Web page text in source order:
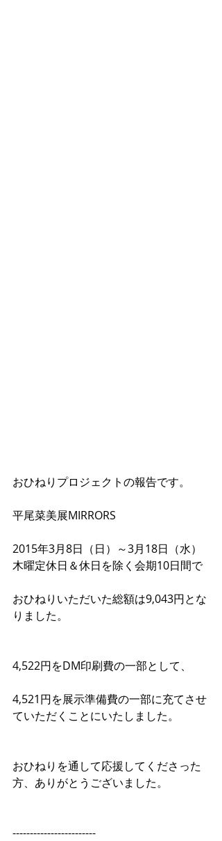
おひねりプロジェクトの報告です。
平尾菜美展MIRRORS
2015年3月8日（日）～3月18日（水）
木曜定休日＆休日を除く会期10日間で
おひねりいただいた総額は9,043円とな
りました。
4,522円をDM印刷費の一部として、
4,521円を展示準備費の一部に充てさせ
ていただくことにいたしました。
おひねりを通して応援してくださった
方、ありがとうございました。
------------------------